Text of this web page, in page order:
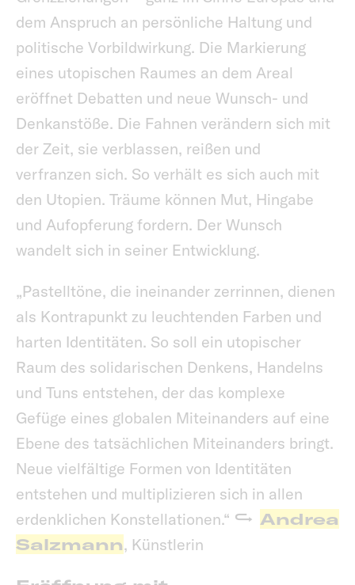
dem Anspruch an persönliche Haltung und
politische Vorbildwirkung. Die Markierung
eines utopischen Raumes an dem Areal
eröffnet Debatten und neue Wunsch- und
Denkanstöße. Die Fahnen verändern sich mit
der Zeit, sie verblassen, reißen und
verfranzen sich. So verhält es sich auch mit
den Utopien. Träume können Mut, Hingabe
und Aufopferung fordern. Der Wunsch
wandelt sich in seiner Entwicklung.
„Pastelltöne, die ineinander zerrinnen, dienen
als Kontrapunkt zu leuchtenden Farben und
harten Identitäten. So soll ein utopischer
Raum des solidarischen Denkens, Handelns
und Tuns entstehen, der das komplexe
Gefüge eines globalen Miteinanders auf eine
Ebene des tatsächlichen Miteinanders bringt.
Neue vielfältige Formen von Identitäten
entstehen und multiplizieren sich in allen
erdenklichen Konstellationen.“
Andrea
Salzmann, Künstlerin